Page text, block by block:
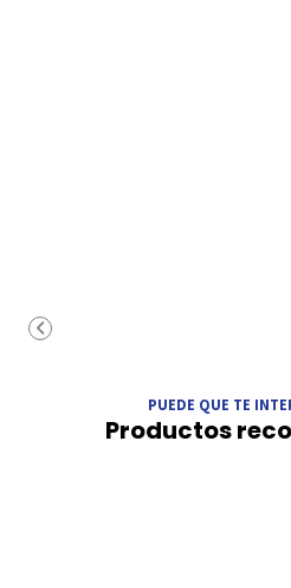
PUEDE QUE TE
Productos